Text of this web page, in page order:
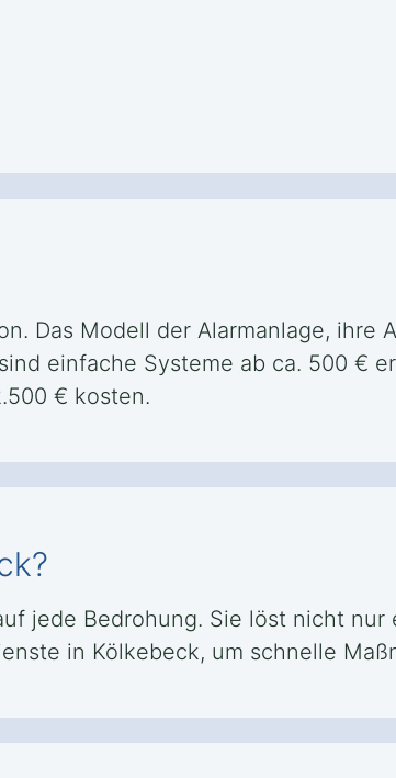
Das Modell der Alarmanlage, ihre
einfache Systeme ab ca. 500 €
€ kosten.
jede Bedrohung. Sie löst nicht nur
in Kölkebeck, um schnelle